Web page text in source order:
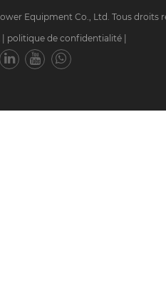
Equipment Co., Ltd. Tous droits
| politique de confidentialité |